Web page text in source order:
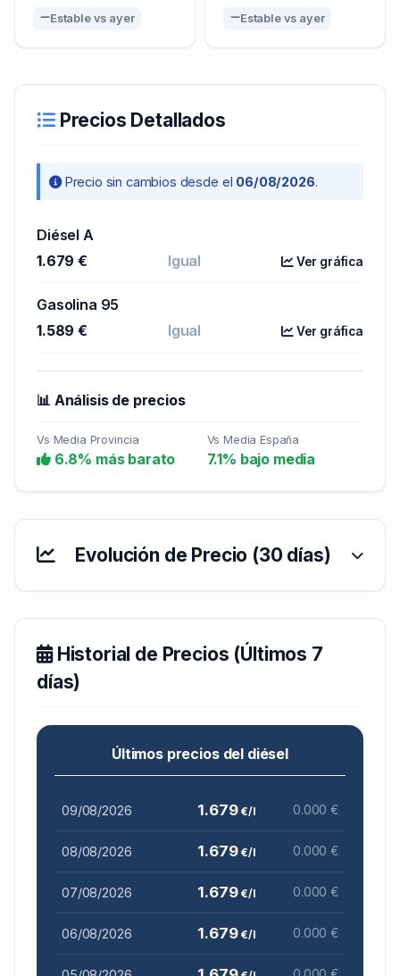
Estable vs ayer Estable vs ayer
Precios Detallados
Precio sin cambios desde el 06/08/2026.
Diésel A
1.679 €
Igual Ver gráfica
Gasolina 95
1.589 €
Igual Ver gráfica
📊 Análisis de precios
Vs Media Provincia
6.8% más barato
Vs Media España
7.1% bajo media
Evolución de Precio (30 días)
Historial de Precios (Últimos 7
días)
Últimos precios del diésel
09/08/2026 1.679€/l 0.000 €
08/08/2026 1.679€/l 0.000 €
07/08/2026 1.679€/l 0.000 €
06/08/2026 1.679€/l 0.000 €